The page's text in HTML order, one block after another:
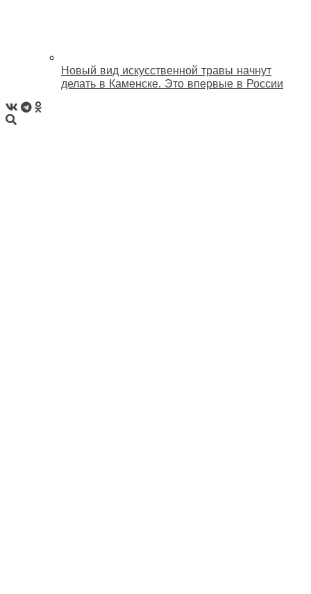
Новый вид искусственной травы начнут
делать в Каменске. Это впервые в России